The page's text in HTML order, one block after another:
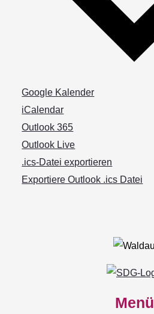
Google Kalender
iCalendar
Outlook 365
Outlook Live
.ics-Datei exportieren
Exportiere Outlook .ics Datei
Menü